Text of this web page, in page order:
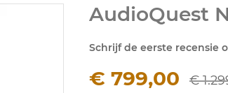
AudioQuest
Schrijf de eerste recensie
€ 799,00 €